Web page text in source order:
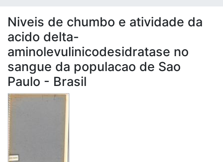
Repositório
Doações/Aquisições
Fale Conosco
Niveis de chumbo e atividade da
acido delta-
aminolevulinicodesidratase no
sangue da populacao de Sao
Paulo - Brasil